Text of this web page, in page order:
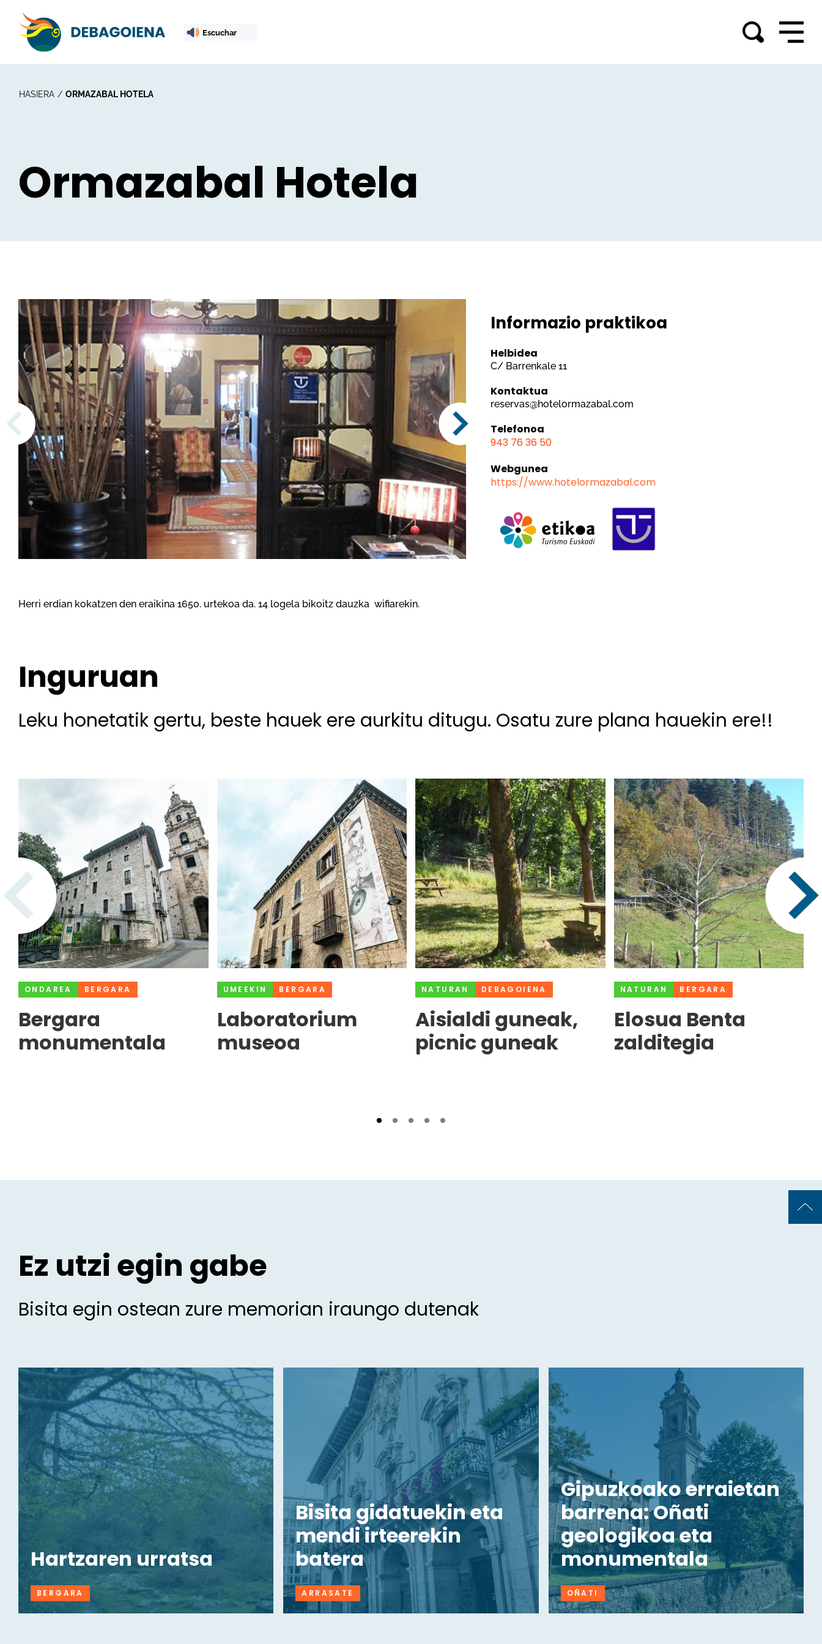
Escuchar
HASIERA ORMAZABAL HOTELA
Ormazabal Hotela
Herri erdian kokatzen den eraikina 1650. urtekoa da. 14 logela bikoitz dauzka wifiarekin.
Informazio praktikoa
Helbidea
C/ Barrenkale 11
Kontaktua
reservas@hotelormazabal.com
Telefonoa
943 76 36 50
Webgunea
https://www.hotelormazabal.com
Inguruan
Leku honetatik gertu, beste hauek ere aurkitu ditugu. Osatu zure plana hauekin ere!!
ONDAREA BERGARA
Bergara
monumentala
UMEEKIN BERGARA
Laboratorium
museoa
NATURAN DEBAGOIENA
Aisialdi guneak,
picnic guneak
NATURAN BERGARA
Elosua Benta
zalditegia
Ez utzi egin gabe
Bisita egin ostean zure memorian iraungo dutenak
Hartzaren urratsa
BERGARA
Bisita gidatuekin eta
mendi irteerekin
batera
ARRASATE
Gipuzkoako erraietan
barrena: Oñati
geologikoa eta
monumentala
OÑATI